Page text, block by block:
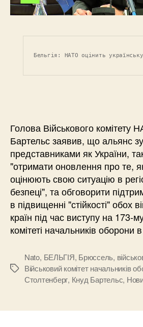
Бельгія: НАТО оцінить
Голова Військового комітету
Бартельс заявив, що альянс
представниками як України,
"отримати оновлення про те, як
оцінюють свою ситуацію в
безпеці", та обговорити
в підвищенні "стійкості" обох
країн під час виступу на 173-
комітеті начальників
Позначки
Nato, БЕЛЬГІЯ, Брюссель,
Військовий комітет начальників
Столтенберг, Кнуд Бартельс,